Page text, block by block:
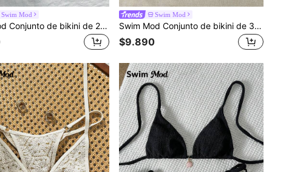
Swim Mod
Swim Mod Conjunto de bikini de 2 piezas para mujer de verano con tela jacquard de unicolor, volantes en el borde y tirantes ajustables
Swim Mod
Swim Mod Conjunto de bikini de 3 piezas de unicolor para mujer para playa de verano: Top triangular, Bottom con lazos laterales, falda
$9.890